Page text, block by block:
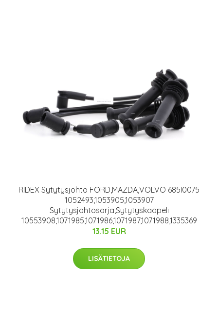
RIDEX Sytytysjohto FORD,MAZDA,VOLVO 685I0075
1052493,1053905,1053907
Sytytysjohtosarja,Sytytyskaapeli
10553908,1071985,1071986,1071987,1071988,1335369
13.15 EUR
LISÄTIETOJA